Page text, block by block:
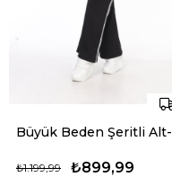
Büyük Beden Şeritli Alt-Üst Örme Takım
₺999,99